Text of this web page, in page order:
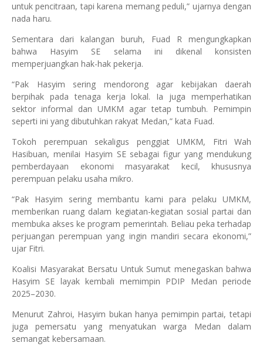
untuk pencitraan, tapi karena memang peduli,” ujarnya dengan
nada haru.
Sementara dari kalangan buruh, Fuad R mengungkapkan
bahwa Hasyim SE selama ini dikenal konsisten
memperjuangkan hak-hak pekerja.
“Pak Hasyim sering mendorong agar kebijakan daerah
berpihak pada tenaga kerja lokal. Ia juga memperhatikan
sektor informal dan UMKM agar tetap tumbuh. Pemimpin
seperti ini yang dibutuhkan rakyat Medan,” kata Fuad.
Tokoh perempuan sekaligus penggiat UMKM, Fitri Wah
Hasibuan, menilai Hasyim SE sebagai figur yang mendukung
pemberdayaan ekonomi masyarakat kecil, khususnya
perempuan pelaku usaha mikro.
“Pak Hasyim sering membantu kami para pelaku UMKM,
memberikan ruang dalam kegiatan-kegiatan sosial partai dan
membuka akses ke program pemerintah. Beliau peka terhadap
perjuangan perempuan yang ingin mandiri secara ekonomi,”
ujar Fitri.
Koalisi Masyarakat Bersatu Untuk Sumut menegaskan bahwa
Hasyim SE layak kembali memimpin PDIP Medan periode
2025–2030.
Menurut Zahroi, Hasyim bukan hanya pemimpin partai, tetapi
juga pemersatu yang menyatukan warga Medan dalam
semangat kebersamaan.